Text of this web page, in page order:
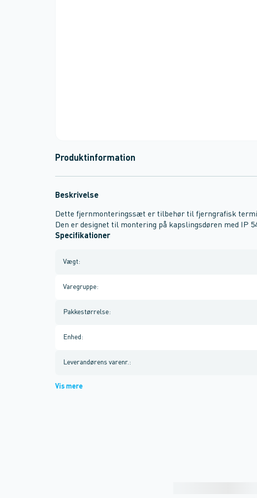
Produktinformation
Beskrivelse
Dette fjernmonteringssæt er tilbehør til fjerngrafisk
Den er designet til montering på kapslingsdøren med IP
Specifikationer
Vægt:
Varegruppe:
Pakkestørrelse:
Enhed :
Leverandørens varenr. :
Vis mere